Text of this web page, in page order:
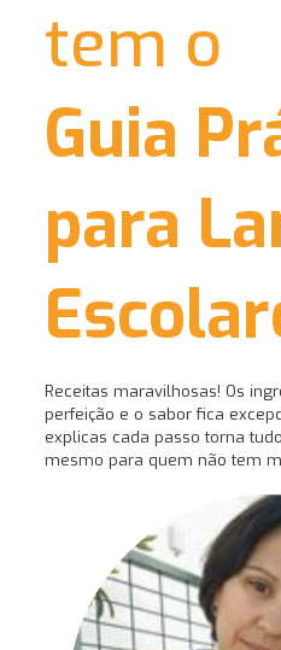
tem o
Guia
para
Receitas maravilhosas! Os
perfeição e o sabor fica
explicas cada passo torna
mesmo para quem não tem